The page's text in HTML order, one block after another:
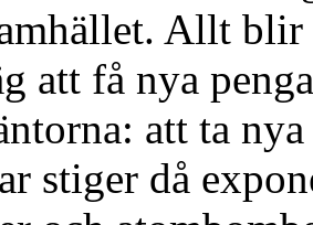
Allt
att få nya
att ta
stiger då